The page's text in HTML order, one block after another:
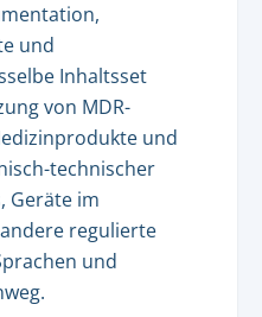
und
Inhaltsset
von MDR-
und
technischer
Geräte im
regulierte
und